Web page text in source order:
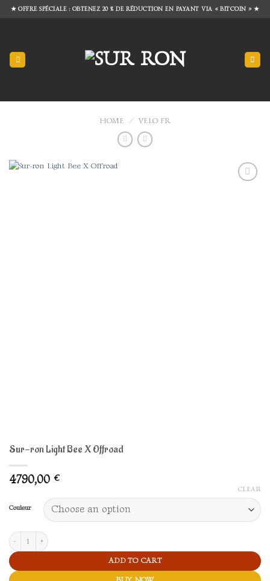
★ OFFRE SPÉCIALE : OBTENEZ 20 % DE RÉDUCTION EN PAYANT VIA « BITCOIN » ★
HOME / VELO FR
Sur-ron Light Bee X Offroad
4790,00 €
Couleur
CLEAR
Sur-ron Light Bee X Offroad quantity
ADD TO CART